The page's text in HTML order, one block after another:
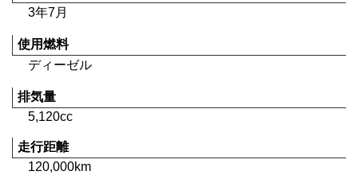
3年7月
使用燃料
ディーゼル
排気量
5,120cc
走行距離
120,000km